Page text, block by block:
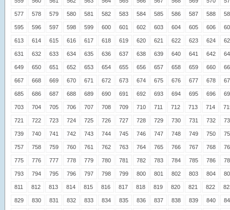
577 578 579 580 581 582 583 584 585 586 587 588
595 596 597 598 599 600 601 602 603 604 605 606
613 614 615 616 617 618 619 620 621 622 623 624
631 632 633 634 635 636 637 638 639 640 641 642
649 650 651 652 653 654 655 656 657 658 659 660
667 668 669 670 671 672 673 674 675 676 677 678
685 686 687 688 689 690 691 692 693 694 695 696
703 704 705 706 707 708 709 710 711 712 713 714
721 722 723 724 725 726 727 728 729 730 731 732
739 740 741 742 743 744 745 746 747 748 749 750
757 758 759 760 761 762 763 764 765 766 767 768
775 776 777 778 779 780 781 782 783 784 785 786
793 794 795 796 797 798 799 800 801 802 803 804
811 812 813 814 815 816 817 818 819 820 821 822
829 830 831 832 833 834 835 836 837 838 839 840